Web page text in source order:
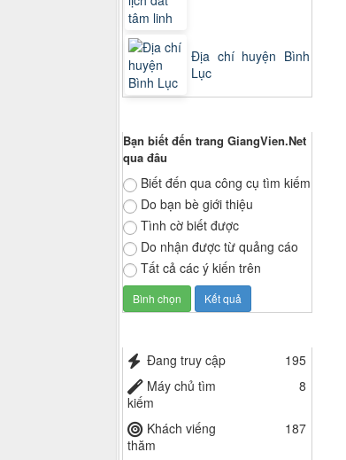
Địa chí huyện Bình
Lục
Bạn biết đến trang GiangVien.Net
qua đâu
Biết đến qua công cụ tìm kiếm
Do bạn bè giới thiệu
Tình cờ biết được
Do nhận được từ quảng cáo
Tất cả các ý kiến trên
Đang truy cập
195
Máy chủ tìm
kiếm
8
Khách viếng
thăm
187